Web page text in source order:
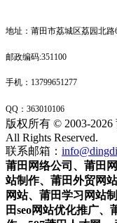
地址：莆田市荔城区荔园北路
邮政编码:351100
手机：13799651277
QQ： 363010106
版权所有 © 2003-
All Rights Reserved.
联系邮箱：
莆田网络公司 、 莆田
站制作、 莆田外贸网
网站、 莆田学习网站
田seo网站优化推广、